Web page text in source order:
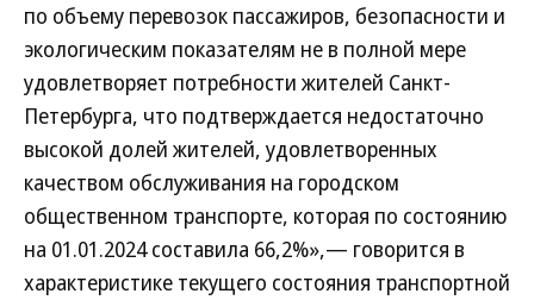
по объему перевозок пассажиров, безопасности и
экологическим показателям не в полной мере
удовлетворяет потребности жителей Санкт-
Петербурга, что подтверждается недостаточно
высокой долей жителей, удовлетворенных
качеством обслуживания на городском
общественном транспорте, которая по состоянию
на 01.01.2024 составила 66,2%»,— говорится в
характеристике текущего состояния транспортной